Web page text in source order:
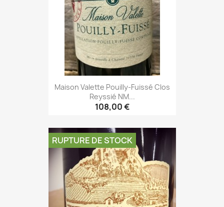
Maison Valette Pouilly-Fuissé Clos
Reyssié NM...
108,00 €
RUPTURE DE STOCK